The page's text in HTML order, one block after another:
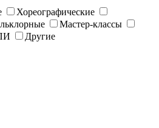
Хореографические
Мастер-классы
Другие